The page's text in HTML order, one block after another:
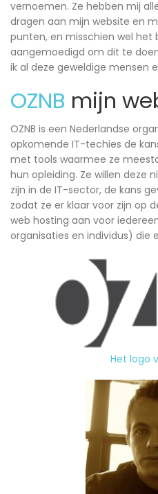
vernoemen. Ze hebben mij
dragen aan mijn website en
punten, en misschien wel het
aangemoedigd om dit te
ik al deze geweldige mensen
OZNB mijn
OZNB is een Nederlandse
opkomende IT-techies de
met tools waarmee ze
hun opleiding. Ze willen deze
zijn in de IT-sector, de kans
zodat ze er klaar voor zijn op
web hosting aan voor
organisaties en individus) die
Het logo